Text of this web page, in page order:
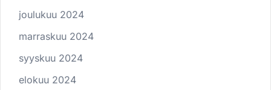
joulukuu 2024
marraskuu 2024
syyskuu 2024
elokuu 2024